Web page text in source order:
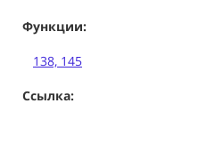
Функции:
138, 145
Ссылка: